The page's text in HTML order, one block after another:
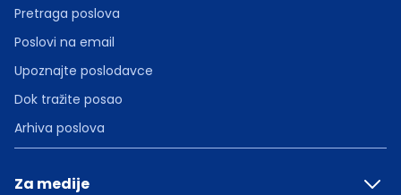
Pretraga poslova
Poslovi na email
Upoznajte poslodavce
Dok tražite posao
Arhiva poslova
Za medije